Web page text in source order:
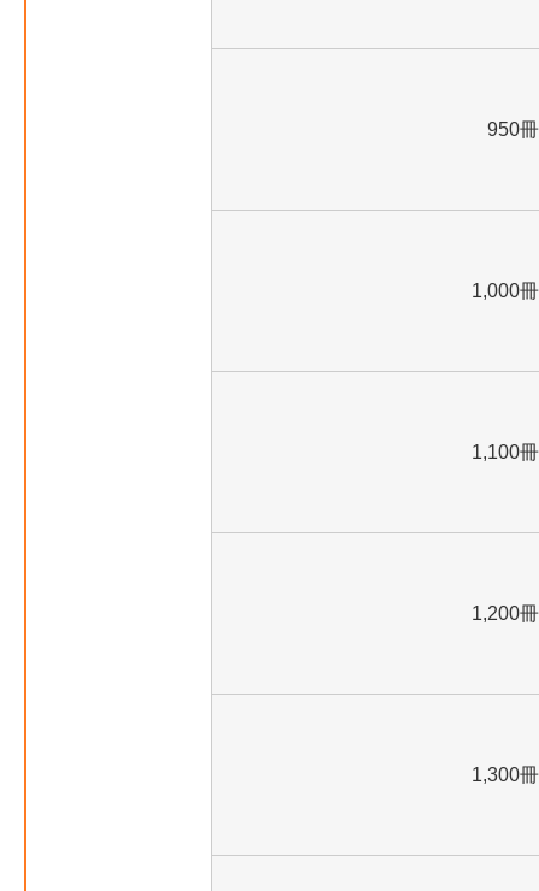
950冊
1,000冊
1,100冊
1,200冊
1,300冊